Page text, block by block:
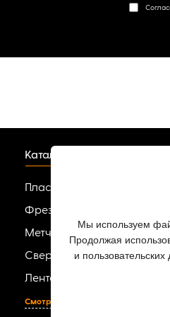
Каталог
Пластины твердосплавные
Фрезы
Метчики
Сверла
Ленточные пилы по
Смотреть все
Мы используем
Продолжая
и